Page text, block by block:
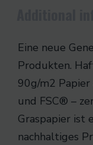
Eine neue
Produkten.
90g/m2 Papier
und FSC® –
Graspapier ist
nachhaltiges